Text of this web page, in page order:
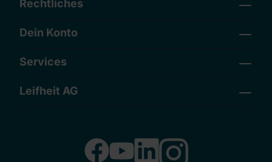
Rechtliches
Dein Konto
Services
Leifheit AG